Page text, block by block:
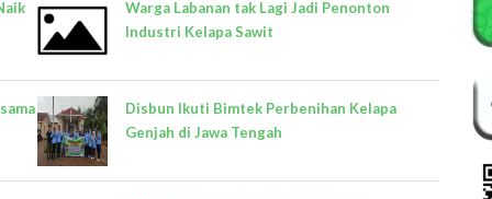
Warga Labanan tak Lagi Jadi Penonton
Industri Kelapa Sawit
Disbun Ikuti Bimtek Perbenihan Kelapa
Genjah di Jawa Tengah